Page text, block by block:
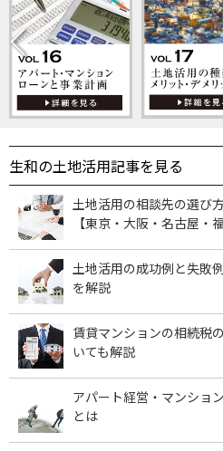
生和の土地活用記事を見る
土地活用の相談先の選び
【東京・大阪・名古屋・福
土地活用の成功例と失敗
を解説
賃貸マンションの相続税
いても解説
アパート経営・マンショ
とは